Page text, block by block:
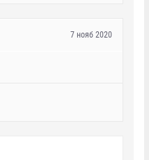
7 нояб 2020